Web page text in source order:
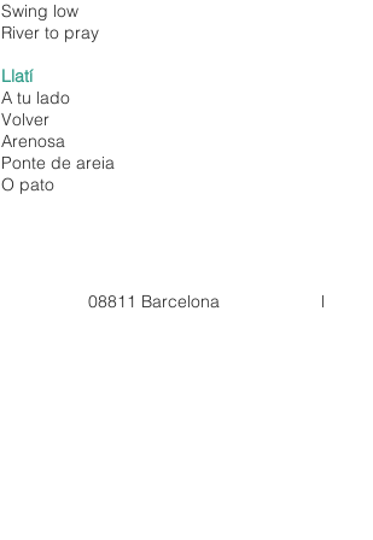
Swing low
River to pray
Llatí
A tu lado
Volver
Arenosa
Ponte de areia
O pato
08811 Barcelona l